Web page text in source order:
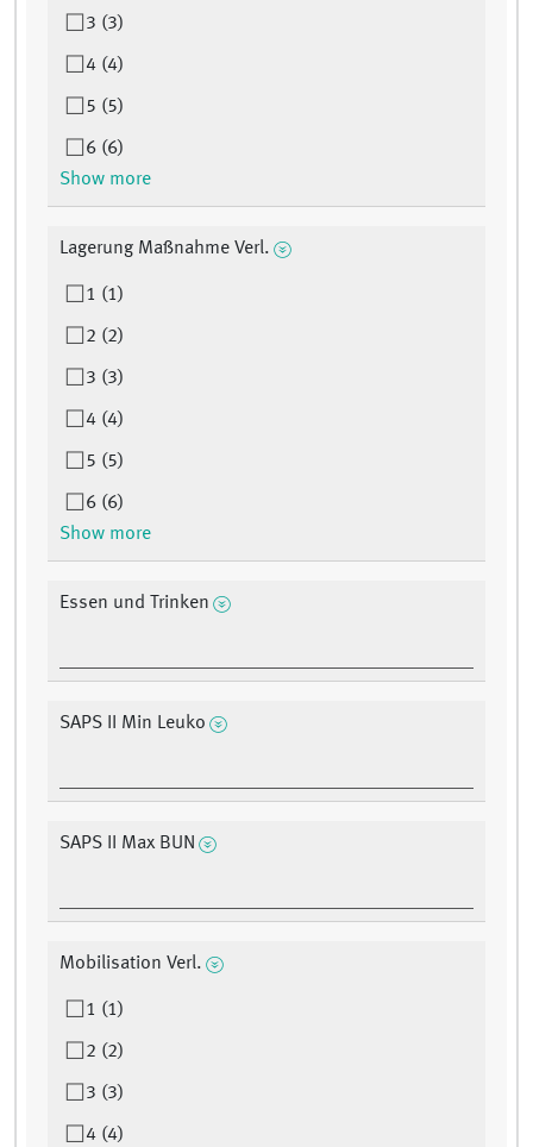
3 (3)
4 (4)
5 (5)
6 (6)
Show more
Lagerung Maßnahme Verl.
1 (1)
2 (2)
3 (3)
4 (4)
5 (5)
6 (6)
Show more
Essen und Trinken
SAPS II Min Leuko
SAPS II Max BUN
Mobilisation Verl.
1 (1)
2 (2)
3 (3)
4 (4)